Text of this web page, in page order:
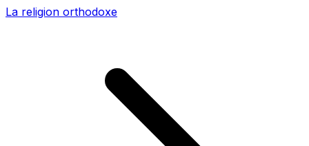
La religion orthodoxe